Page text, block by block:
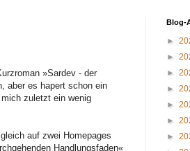
»Sardev - der
aber es hapert schon ein
zuletzt ein wenig
auf zwei Homepages
Handlungsfaden«
Blog-
►
►
►
►
►
►
►